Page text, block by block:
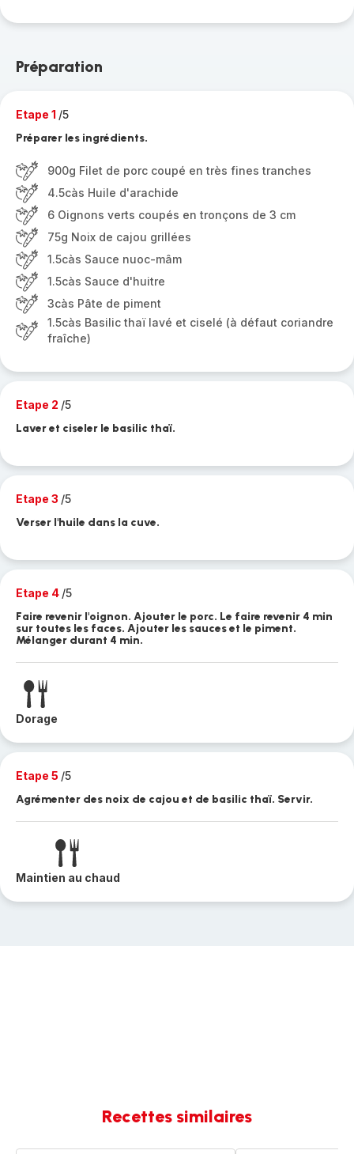
Préparation
Etape 1 /5
Préparer les ingrédients.
900g Filet de porc coupé en très fines tranches
4.5càs Huile d'arachide
6 Oignons verts coupés en tronçons de 3 cm
75g Noix de cajou grillées
1.5càs Sauce nuoc-mâm
1.5càs Sauce d'huitre
3càs Pâte de piment
1.5càs Basilic thaï lavé et ciselé (à défaut coriandre
fraîche)
Etape 2 /5
Laver et ciseler le basilic thaï.
Etape 3 /5
Verser l'huile dans la cuve.
Etape 4 /5
Faire revenir l'oignon. Ajouter le porc. Le faire revenir 4 min
sur toutes les faces. Ajouter les sauces et le piment.
Mélanger durant 4 min.
Dorage
Etape 5 /5
Agrémenter des noix de cajou et de basilic thaï. Servir.
Maintien au chaud
Recettes similaires